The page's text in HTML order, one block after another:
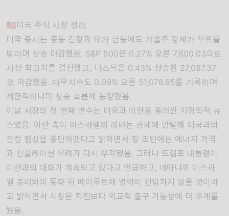
🇺🇸미국 주식 시장 정리
미국 증시는 중동 긴장과 유가 급등에도 기술주 강세가 우위를
보이며 상승 마감했음. S&P 500은 0.27% 오른 7,600.03으로
사상 최고치를 경신했고, 나스닥은 0.43% 상승한 27,087.37
로 마감했음. 다우지수도 0.09% 오른 51,076.85를 기록하며
제한적이나마 상승 흐름에 동참했음.
이날 시장의 첫 번째 변수는 미국과 이란을 둘러싼 지정학적 뉴
스였음. 이란 측이 이스라엘의 레바논 공세에 반발해 미국과의
간접 협상을 중단하겠다고 밝히면서 장 초반에는 에너지 가격
과 인플레이션 우려가 다시 부각됐음. 그러나 트럼프 대통령이
이란과의 대화가 계속되고 있다고 언급하고, 네타냐후 이스라
엘 총리와의 통화 뒤 베이루트에 병력이 진입하지 않을 것이라
고 밝히면서 시장은 확전보다 외교적 출구 가능성에 더 무게를
뒀음.